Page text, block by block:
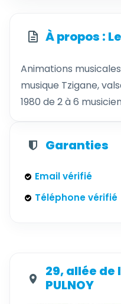
À propos :
Animations
musique Tzigane,
1980 de 2 à 6
Garanties
Email vérifié
Téléphone vérifié
29, allée de
PULNOY